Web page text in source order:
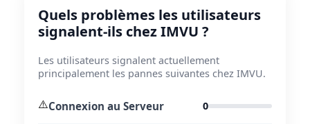
Quels problèmes les utilisateurs
signalent-ils chez IMVU ?
Les utilisateurs signalent actuellement
principalement les pannes suivantes chez IMVU.
⚠️Connexion au Serveur 0